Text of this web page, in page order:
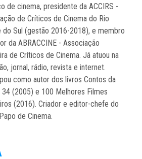
de cinema, presidente da ACCIRS -
de Críticos de Cinema do Rio
do Sul (gestão 2016-2018), e membro
da ABRACCINE - Associação
de Críticos de Cinema. Já atuou na
jornal, rádio, revista e internet.
como autor dos livros Contos da
34 (2005) e 100 Melhores Filmes
(2016). Criador e editor-chefe do
de Cinema.